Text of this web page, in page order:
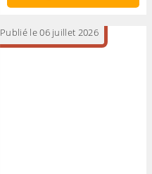
Publié le 06 juillet 2026